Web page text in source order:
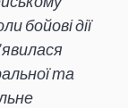
бойові дії
та